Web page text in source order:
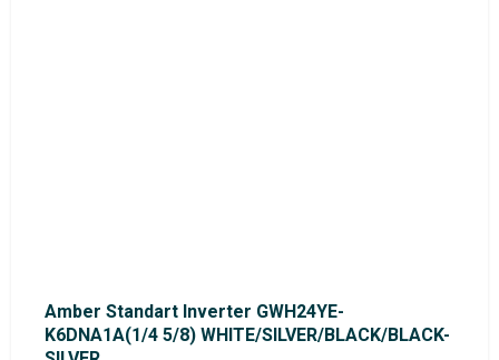
Amber Standart Inverter GWH24YE-
K6DNA1A(1/4 5/8) WHITE/SILVER/BLACK/BLACK-